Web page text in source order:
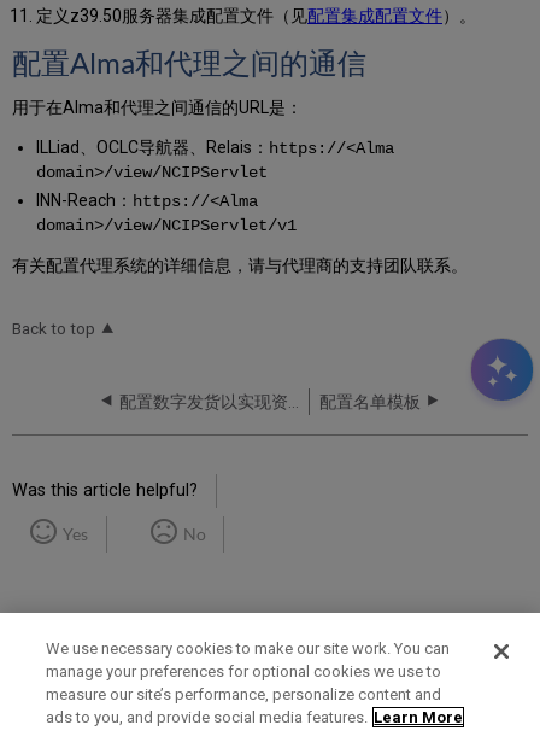
定义z39.50服务器集成配置文件（见配置集成配置文件）。
配置Alma和代理之间的通信
用于在Alma和代理之间通信的URL是：
ILLiad、OCLC导航器、Relais： https://<Alma
domain>/view/NCIPServlet
INN-Reach： https://<Alma
domain>/view/NCIPServlet/v1
有关配置代理系统的详细信息，请与代理商的支持团队联系。
Back to top
配置名单模板
Was this article helpful?
Yes No
Term of Use Privacy Policy Contact Us
We use necessary cookies to make our site work. You can
manage your preferences for optional cookies we use to
measure our site’s performance, personalize content and
ads to you, and provide social media features. Learn More